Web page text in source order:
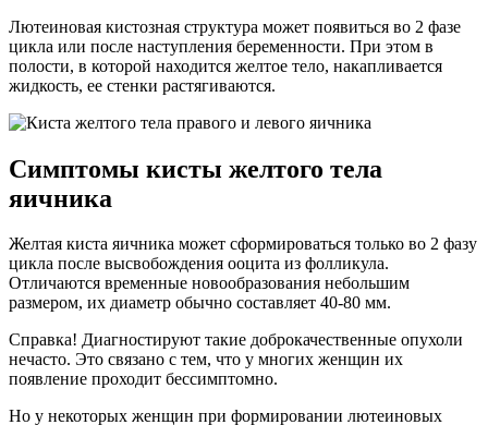
Лютеиновая кистозная структура может появиться во 2 фазе
цикла или после наступления беременности. При этом в
полости, в которой находится желтое тело, накапливается
жидкость, ее стенки растягиваются.
Симптомы кисты желтого тела
яичника
Желтая киста яичника может сформироваться только во 2 фазу
цикла после высвобождения ооцита из фолликула.
Отличаются временные новообразования небольшим
размером, их диаметр обычно составляет 40-80 мм.
Справка! Диагностируют такие доброкачественные опухоли
нечасто. Это связано с тем, что у многих женщин их
появление проходит бессимптомно.
Но у некоторых женщин при формировании лютеиновых